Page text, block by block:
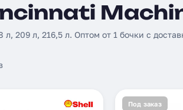
209 л, 216,5 л. Оптом от 1 бочки с
Под заказ